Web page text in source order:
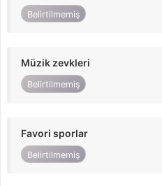
Belirtilmemiş
Müzik zevkleri
Belirtilmemiş
Favori sporlar
Belirtilmemiş